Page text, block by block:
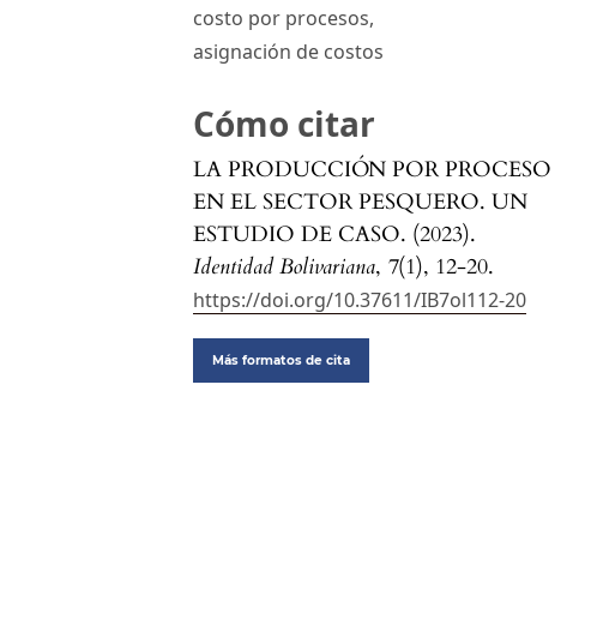
costo por procesos,
asignación de costos
Cómo citar
LA PRODUCCIÓN POR PROCESO
EN EL SECTOR PESQUERO. UN
ESTUDIO DE CASO. (2023).
Identidad Bolivariana, 7(1), 12-20.
https://doi.org/10.37611/IB7ol112-20
Más formatos de cita